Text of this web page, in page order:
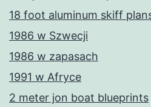
18 foot aluminum skiff
1986 w Szwecji
1986 w zapasach
1991 w Afryce
2 meter jon boat blueprints